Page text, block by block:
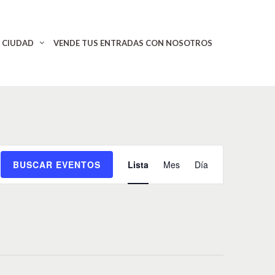
CIUDAD VENDE TUS ENTRADAS CON NOSOTROS
BUSCAR EVENTOS
a
v
Lista Mes Día